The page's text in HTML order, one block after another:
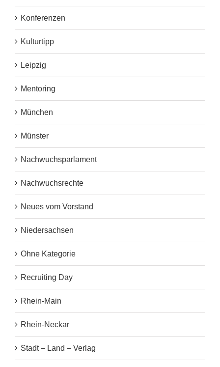
Konferenzen
Kulturtipp
Leipzig
Mentoring
München
Münster
Nachwuchsparlament
Nachwuchsrechte
Neues vom Vorstand
Niedersachsen
Ohne Kategorie
Recruiting Day
Rhein-Main
Rhein-Neckar
Stadt – Land – Verlag